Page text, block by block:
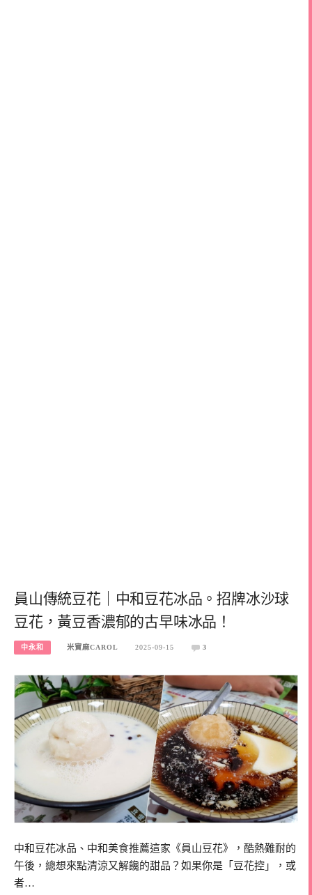
員山傳統豆花｜中和豆花冰品。招牌冰沙球
豆花，黃豆香濃郁的古早味冰品！
中永和 米寶麻CAROL 2025-09-15 3
中和豆花冰品、中和美食推薦這家《員山豆花》，酷熱難耐的
午後，總想來點清涼又解饞的甜品？如果你是「豆花控」，或
者…